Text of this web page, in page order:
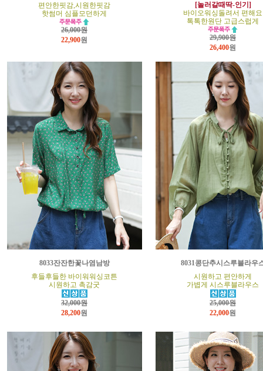
편안한핏감,시원한핏감
핫썸머 심플모던하게
26,000원
22,900원
[놀러갈때딱-인기]
바이오워싱돌려서 편해요
톡톡한원단 고급스럽게
29,900원
26,400원
8033잔잔한꽃나염남방
후들후들한 바이워워싱코튼
시원하고 촉감굿
32,000원
28,200원
8031콩단추시스루블라우
시원하고 편안하게
가볍게 시스루블라우스
25,000원
22,000원